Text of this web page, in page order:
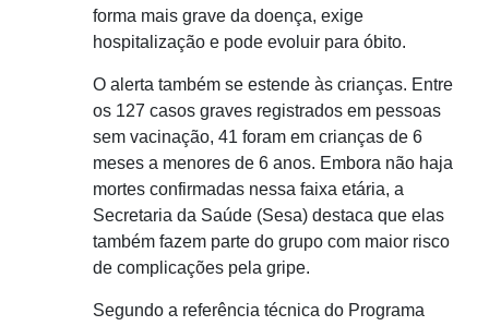
forma mais grave da doença, exige
hospitalização e pode evoluir para óbito.
O alerta também se estende às crianças. Entre
os 127 casos graves registrados em pessoas
sem vacinação, 41 foram em crianças de 6
meses a menores de 6 anos. Embora não haja
mortes confirmadas nessa faixa etária, a
Secretaria da Saúde (Sesa) destaca que elas
também fazem parte do grupo com maior risco
de complicações pela gripe.
Segundo a referência técnica do Programa